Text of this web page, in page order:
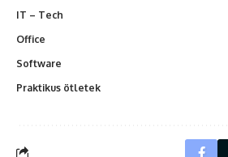
IT – Tech
Office
Software
Praktikus ötletek